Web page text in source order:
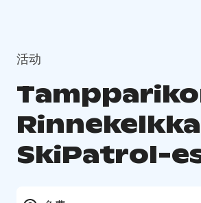
活动
SkiPatrol-